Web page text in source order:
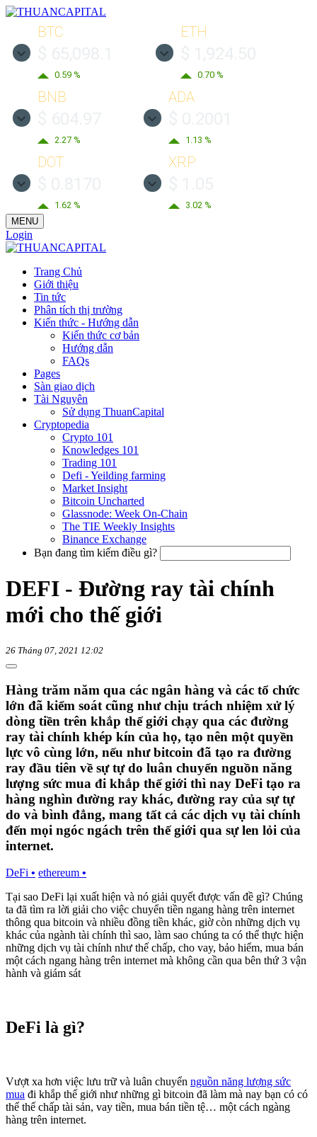
BTC
0.59 %
ETH
0.70 %
BNB
2.27 %
ADA
1.13 %
DOT
1.62 %
XRP
3.02 %
MENU
Login
Trang Chủ
Giới thiệu
Tin tức
Phân tích thị trường
Kiến thức - Hướng dẫn
Kiến thức cơ bản
Hướng dẫn
FAQs
Pages
Sàn giao dịch
Tài Nguyên
Sử dụng ThuanCapital
Cryptopedia
Crypto 101
Knowledges 101
Trading 101
Defi - Yeilding farming
Market Insight
Bitcoin Uncharted
Glassnode: Week On-Chain
The TIE Weekly Insights
Binance Exchange
Bạn đang tìm kiếm điều gì?
DEFI - Đường ray tài chính
mới cho thế giới
26 Tháng 07, 2021 12:02
Hàng trăm năm qua các ngân hàng và các tổ chức
lớn đã kiểm soát cũng như chịu trách nhiệm xử lý
dòng tiền trên khắp thế giới chạy qua các đường
ray tài chính khép kín của họ, tạo nên một quyền
lực vô cùng lớn, nếu như bitcoin đã tạo ra đường
ray đầu tiên về sự tự do luân chuyển nguồn năng
lượng sức mua đi khắp thế giới thì nay DeFi tạo ra
hàng nghìn đường ray khác, đường ray của sự tự
do và bình đẳng, mang tất cả các dịch vụ tài chính
đến mọi ngóc ngách trên thế giới qua sự len lỏi của
internet.
DeFi • ethereum •
Tại sao DeFi lại xuất hiện và nó giải quyết được vấn đề gì? Chúng
ta đã tìm ra lời giải cho việc chuyển tiền ngang hàng trên internet
thông qua bitcoin và nhiều đồng tiền khác, giờ còn những dịch vụ
khác của ngành tài chính thì sao, làm sao chúng ta có thể thực hiện
những dịch vụ tài chính như thế chấp, cho vay, bảo hiểm, mua bán
một cách ngang hàng trên internet mà không cần qua bên thứ 3 vận
hành và giám sát
DeFi là gì?
Vượt xa hơn việc lưu trữ và luân chuyển nguồn năng lượng sức
mua đi khắp thế giới như những gì bitcoin đã làm mà nay bạn có có
thể thế chấp tài sản, vay tiền, mua bán tiền tệ… một cách ngàng
hàng trên internet.